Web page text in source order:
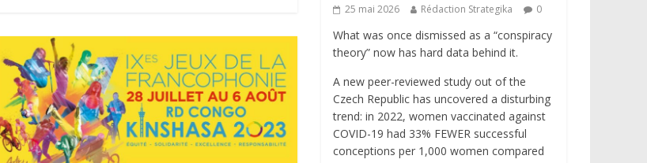
25 mai 2026 Rédaction Strategika 0
What was once dismissed as a “conspiracy
theory” now has hard data behind it.
A new peer-reviewed study out of the
Czech Republic has uncovered a disturbing
trend: in 2022, women vaccinated against
COVID-19 had 33% FEWER successful
conceptions per 1,000 women compared